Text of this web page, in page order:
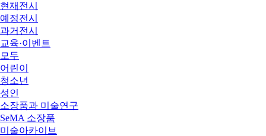
현재전시
예정전시
과거전시
교육·이벤트
모두
어린이
청소년
성인
소장품과 미술연구
SeMA 소장품
미술아카이브